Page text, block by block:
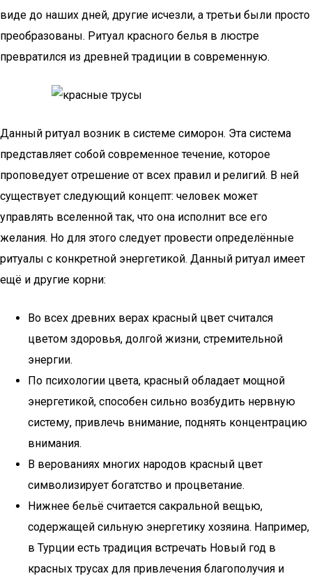
виде до наших дней, другие исчезли, а третьи были просто
преобразованы. Ритуал красного белья в люстре
превратился из древней традиции в современную.
Данный ритуал возник в системе симорон. Эта система
представляет собой современное течение, которое
проповедует отрешение от всех правил и религий. В ней
существует следующий концепт: человек может
управлять вселенной так, что она исполнит все его
желания. Но для этого следует провести определённые
ритуалы с конкретной энергетикой. Данный ритуал имеет
ещё и другие корни:
Во всех древних верах красный цвет считался
цветом здоровья, долгой жизни, стремительной
энергии.
По психологии цвета, красный обладает мощной
энергетикой, способен сильно возбудить нервную
систему, привлечь внимание, поднять концентрацию
внимания.
В верованиях многих народов красный цвет
символизирует богатство и процветание.
Нижнее бельё считается сакральной вещью,
содержащей сильную энергетику хозяина. Например,
в Турции есть традиция встречать Новый год в
красных трусах для привлечения благополучия и